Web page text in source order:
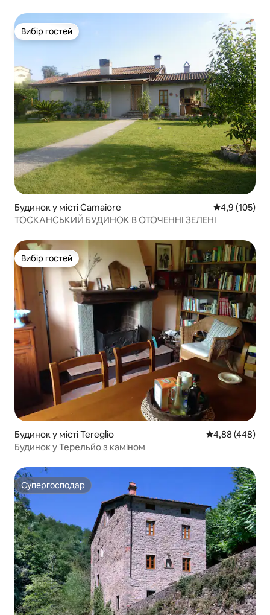
Вибір гостей
Вибір гостей
Будинок у місті Camaiore Середня
4,9 (105)
ТОСКАНСЬКИЙ БУДИНОК В ОТОЧЕННІ ЗЕЛЕНІ
Вибір гостей
Вибір гостей
Будинок у місті Tereglio Середня
4,88 (448)
Будинок у Терельйо з каміном
Супергосподар
Супергосподар